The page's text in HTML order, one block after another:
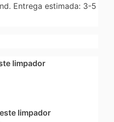
Entrega estimada: 3-5
limpador
limpador